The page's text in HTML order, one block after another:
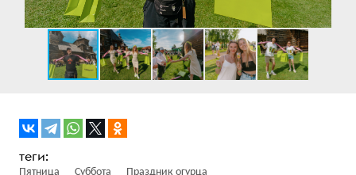
Пятница Суббота Праздник огурца